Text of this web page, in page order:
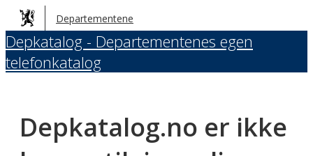
Hopp
til
hovedinnhold
Departementene
Depkatalog - Departementenes egen
telefonkatalog
Depkatalog.no er ikke